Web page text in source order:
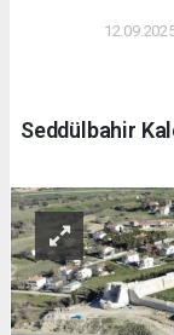
Seddülbahir